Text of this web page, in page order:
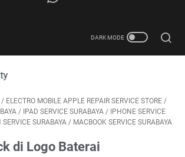
/ ELECTRO MOBILE APPLE REPAIR SERVICE STORE /
/ IPAD SERVICE SURABAYA / IPHONE SERVICE
SERVICE SURABAYA / MACBOOK SERVICE SURABAYA
di Logo Baterai